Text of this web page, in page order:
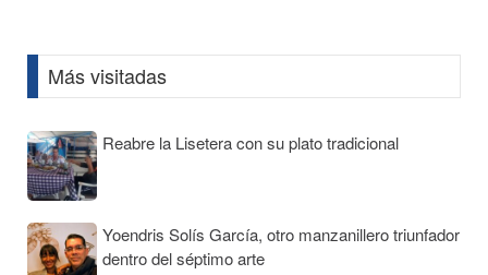
Más visitadas
Reabre la Lisetera con su plato tradicional
Yoendris Solís García, otro manzanillero triunfador
dentro del séptimo arte